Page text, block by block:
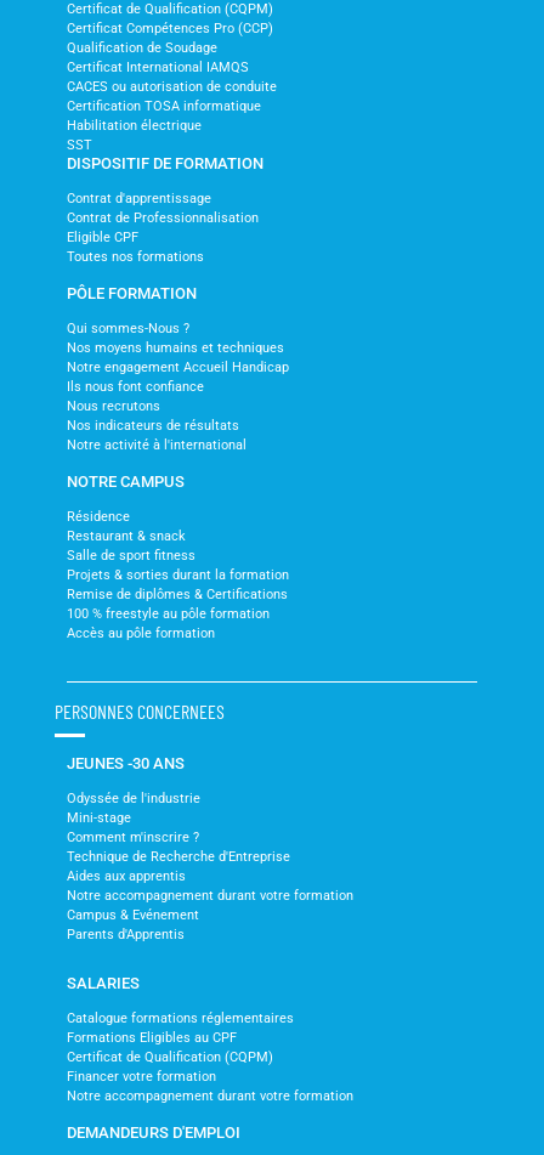
Certificat de Qualification (CQPM)
Certificat Compétences Pro (CCP)
Qualification de Soudage
Certificat International IAMQS
CACES ou autorisation de conduite
Certification TOSA informatique
Habilitation électrique
SST
DISPOSITIF DE FORMATION
Contrat d'apprentissage
Contrat de Professionnalisation
Eligible CPF
Toutes nos formations
PÔLE FORMATION
Qui sommes-Nous ?
Nos moyens humains et techniques
Notre engagement Accueil Handicap
Ils nous font confiance
Nous recrutons
Nos indicateurs de résultats
Notre activité à l'international
NOTRE CAMPUS
Résidence
Restaurant & snack
Salle de sport fitness
Projets & sorties durant la formation
Remise de diplômes & Certifications
100 % freestyle au pôle formation
Accès au pôle formation
PERSONNES CONCERNEES
JEUNES -30 ANS
Odyssée de l'industrie
Mini-stage
Comment m'inscrire ?
Technique de Recherche d'Entreprise
Aides aux apprentis
Notre accompagnement durant votre formation
Campus & Evénement
Parents d'Apprentis
SALARIES
Catalogue formations réglementaires
Formations Eligibles au CPF
Certificat de Qualification (CQPM)
Financer votre formation
Notre accompagnement durant votre formation
DEMANDEURS D'EMPLOI